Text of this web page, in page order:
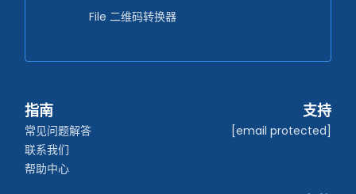
File 二维码转换器
指南
常见问题解答
联系我们
帮助中心
支持
[email protected]